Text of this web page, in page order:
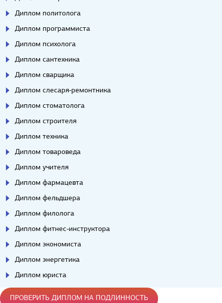
Диплом политолога
Диплом программиста
Диплом психолога
Диплом сантехника
Диплом сварщика
Диплом слесаря-ремонтника
Диплом стоматолога
Диплом строителя
Диплом техника
Диплом товароведа
Диплом учителя
Диплом фармацевта
Диплом фельдшера
Диплом филолога
Диплом фитнес-инструктора
Диплом экономиста
Диплом энергетика
Диплом юриста
ПРОВЕРИТЬ ДИПЛОМ НА ПОДЛИННОСТЬ